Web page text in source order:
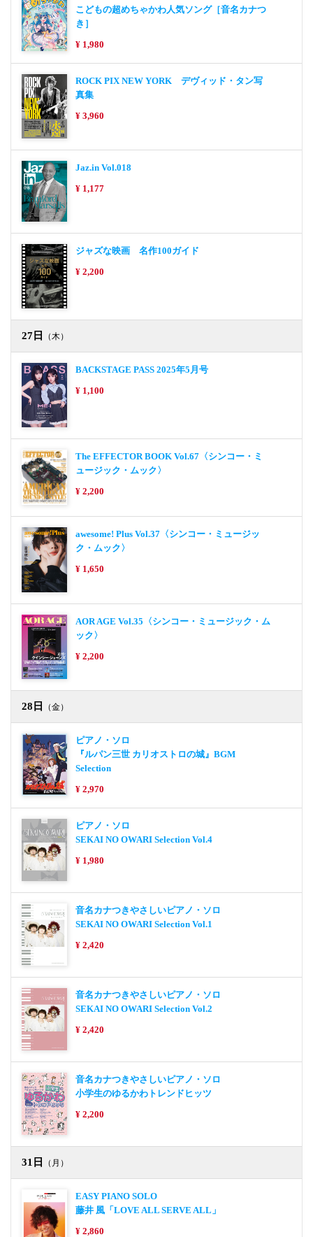
こどもの超めちゃかわ人気ソング［音名カナつ
き］
¥ 1,980
ROCK PIX NEW YORK デヴィッド・タン写
真集
¥ 3,960
Jaz.in Vol.018
¥ 1,177
ジャズな映画 名作100ガイド
¥ 2,200
27日 （木）
BACKSTAGE PASS 2025年5月号
¥ 1,100
The EFFECTOR BOOK Vol.67〈シンコー・ミ
ュージック・ムック〉
¥ 2,200
awesome! Plus Vol.37〈シンコー・ミュージッ
ク・ムック〉
¥ 1,650
AOR AGE Vol.35〈シンコー・ミュージック・ム
ック〉
¥ 2,200
28日 （金）
ピアノ・ソロ
『ルパン三世 カリオストロの城』BGM
Selection
¥ 2,970
ピアノ・ソロ
SEKAI NO OWARI Selection Vol.4
¥ 1,980
音名カナつきやさしいピアノ・ソロ
SEKAI NO OWARI Selection Vol.1
¥ 2,420
音名カナつきやさしいピアノ・ソロ
SEKAI NO OWARI Selection Vol.2
¥ 2,420
音名カナつきやさしいピアノ・ソロ
小学生のゆるかわトレンドヒッツ
¥ 2,200
31日 （月）
EASY PIANO SOLO
藤井 風「LOVE ALL SERVE ALL」
¥ 2,860